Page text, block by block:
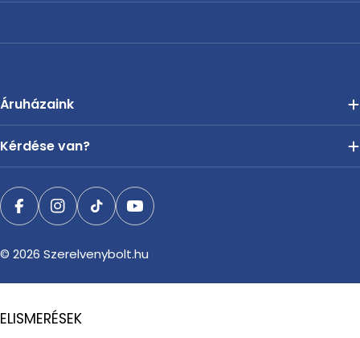
Áruházaink
Kérdése van?
FacebookInstagram
TikTokYouTube
© 2026 Szerelvenybolt.hu
ELISMERÉSEK